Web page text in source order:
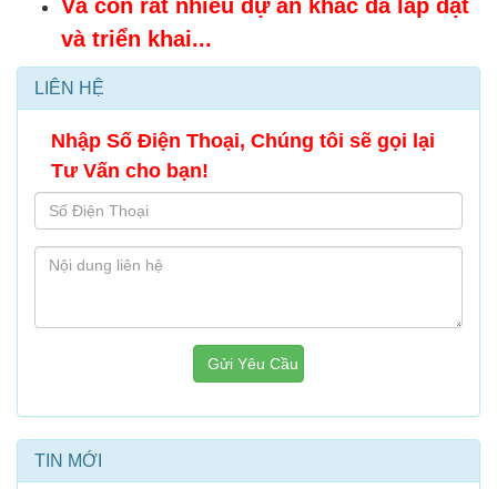
Và còn rất nhiều dự án khác đã lắp đặt
và triển khai...
LIÊN HỆ
Nhập Số Điện Thoại, Chúng tôi sẽ gọi lại
Tư Vấn cho bạn!
Gửi Yêu Cầu
TIN MỚI